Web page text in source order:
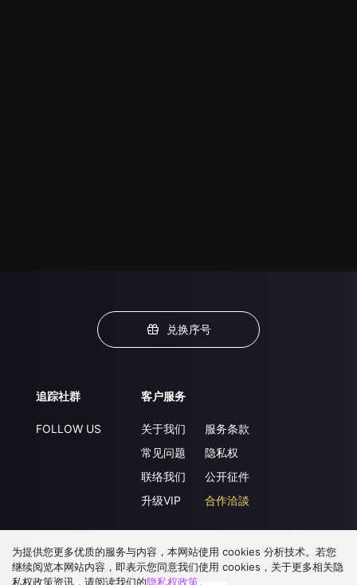
兑换序号
追踪社群
FOLLOW US
客户服务
关于我们
常见问题
联络我们
升级VIP
服务条款
隐私权
公开征件
合作洽談
下载 APP
为提供您更多优质的服务与内容，本网站使用 cookies 分析技术。若您
继续阅览本网站内容，即表示您同意我们使用 cookies，关于更多相关隐
私权政策资讯，请阅读我们的隐私权政策。